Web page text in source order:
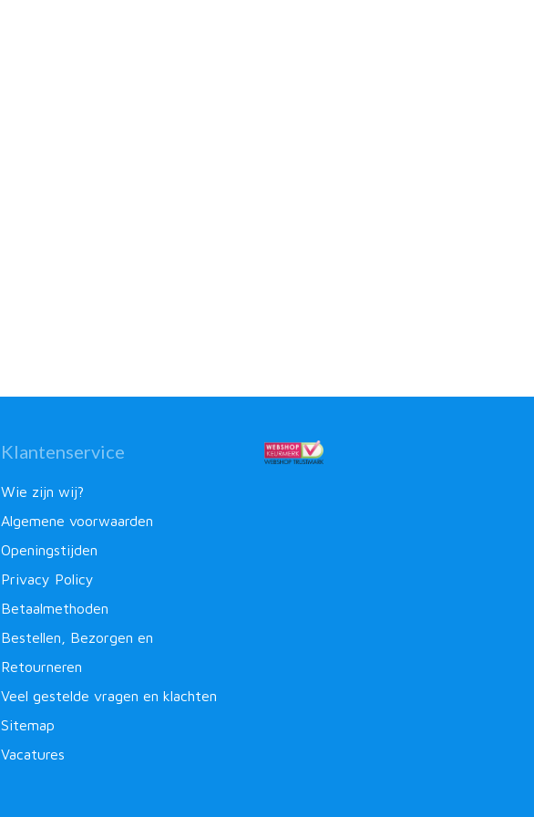
Klantenservice
Wie zijn wij?
Algemene voorwaarden
Openingstijden
Privacy Policy
Betaalmethoden
Bestellen, Bezorgen en
Retourneren
Veel gestelde vragen en klachten
Sitemap
Vacatures